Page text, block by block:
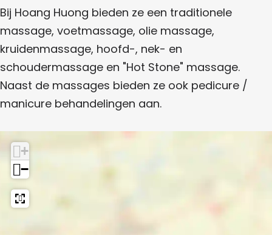
|
T
h
a
i
M
a
s
s
g
e
s
a
g
e
s
i
a
s
s
a
e
s
Bij Hoang Huong bieden ze een traditionele
massage, voetmassage, olie massage,
kruidenmassage, hoofd-, nek- en
schoudermassage en "Hot Stone" massage.
Naast de massages bieden ze ook pedicure /
manicure behandelingen aan.
+
−